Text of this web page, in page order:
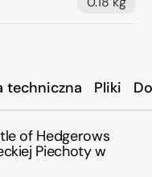
techniczna Pliki
of Hedgerows
Piechoty w